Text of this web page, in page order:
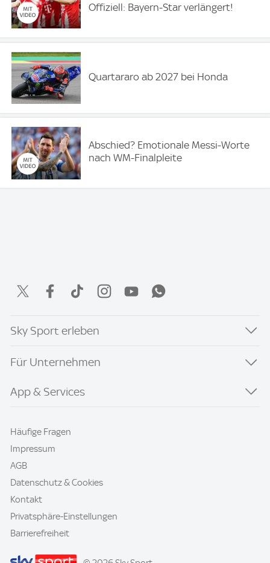
Offiziell: Bayern-Star verlängert!
Quartararo ab 2027 bei Honda
Abschied? Emotionale Messi-Worte
nach WM-Finalpleite
Sky Sport erleben
Für Unternehmen
App & Services
Häufige Fragen
Impressum
AGB
Datenschutz & Cookies
Kontakt
Privatsphäre-Einstellungen
Barrierefreiheit